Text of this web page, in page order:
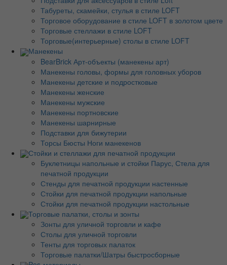
Табуреты, скамейки, стулья в стиле LOFT
Торговое оборудование в стиле LOFT в золотом цвете
Торговые стеллажи в стиле LOFT
Торговые(интерьерные) столы в стиле LOFT
Манекены
BearBrick Арт-объекты (манекены арт)
Манекены головы, формы для головных уборов
Манекены детские и подростковые
Манекены женские
Манекены мужские
Манекены портновские
Манекены шарнирные
Подставки для бижутерии
Торсы Бюсты Ноги манекенов
Стойки и стеллажи для печатной продукции
Буклетницы напольные и стойки Парус, Стела для
печатной продукции
Стенды для печатной продукции настенные
Стойки для печатной продукции напольные
Стойки для печатной продукции настольные
Торговые палатки, столы и зонты
Зонты для уличной торговли и кафе
Столы для уличной торговли
Тенты для торговых палаток
Торговые палатки/Шатры быстросборные